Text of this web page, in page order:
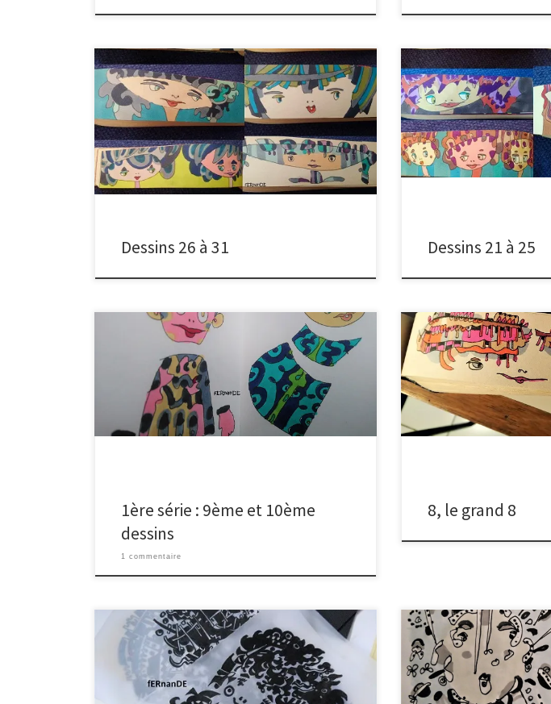
Dessins d’une famille qui s’agrandit, cousinade
écervelée et joyeuse. Bouilles d’hommes-femmes-
enfants, trombines égayant un automne doux et
parfois pluvieux. Troubadours d’un autre temps, celui
du rêve et d’impressions fugaces que le feutre et la
main essaient de retenir.
Dessins 26 à 31
Voici les dessins suivants
silence… c’est vrai, je tarde
feux, 2 activités, 2
Heureusement, l’envie me
chaque jour, un dessin surgir
objet aux dimensions […]
Dessins 21 à 25
Cette 1ère série d’articles se conclut par les 2
dernières pages d’un carnet qui m’accompagne.
9ème et 10ème dessins respectant la règle énoncée
dans mon article : mon pari en dessins Je décide
aujourd’hui de garder la même intention : 1 dessin par
jour, et d’en changer la présentation. A l’avenir, […]
1ère série : 9ème et 10ème
dessins
1 commentaire
Je me souviens de ces
où j’aimais dès 10 ans,
wagon et la peur me faisait
sourires et les galopades
véritables. J’aime la vie
regards quand ils sont vifs,
8, le grand 8
Beau temps et l’humeur est joyeuse. Et de 6 images !
parmi celles que je produis en ce moment en vue de
les « insoler ». Mais qu’est-ce que c’est ?? Tout d’abord,
Des portraits imaginaires
comme surgis d’un monde
les révéler, les faire émerger
comme s’ls m’avaient